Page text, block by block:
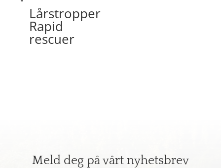
Lårstropper
Rapid
rescuer
Meld deg på vårt nyhetsbrev